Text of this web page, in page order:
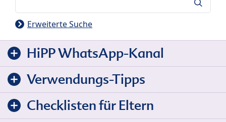
Erweiterte Suche
HiPP WhatsApp-Kanal
Verwendungs-Tipps
Checklisten für Eltern